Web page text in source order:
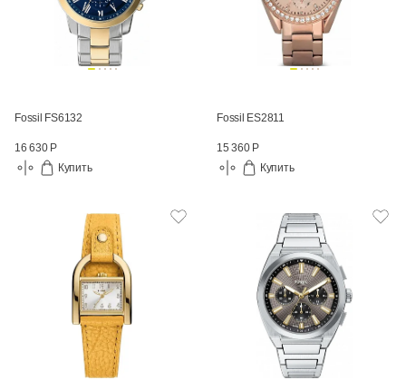
Fossil FS6132
16 630 Р
Купить
Fossil ES2811
15 360 Р
Купить